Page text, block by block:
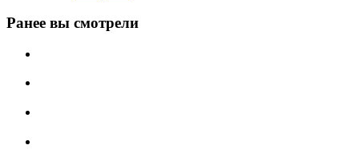
Ранее вы смотрели